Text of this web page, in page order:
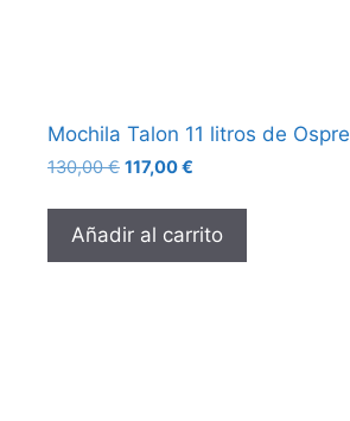
Mochila Talon 11 litros de
130,00€ 117,00€
Añadir al carrito